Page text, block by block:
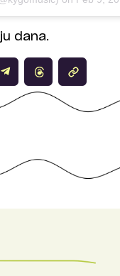
dana.